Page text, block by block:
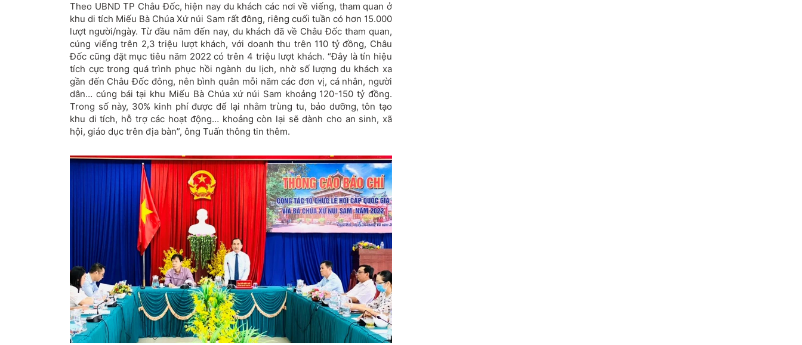
Theo UBND TP Châu Đốc, hiện nay du khách các nơi về viếng, tham quan ở
khu di tích Miếu Bà Chúa Xứ núi Sam rất đông, riêng cuối tuần có hơn 15.000
lượt người/ngày. Từ đầu năm đến nay, du khách đã về Châu Đốc tham quan,
cúng viếng trên 2,3 triệu lượt khách, với doanh thu trên 110 tỷ đồng, Châu
Đốc cũng đặt mục tiêu năm 2022 có trên 4 triệu lượt khách. “Đây là tín hiệu
tích cực trong quá trình phục hồi ngành du lịch, nhờ số lượng du khách xa
gần đến Châu Đốc đông, nên bình quân mỗi năm các đơn vị, cá nhân, người
dân… cúng bái tại khu Miếu Bà Chúa xứ núi Sam khoảng 120-150 tỷ đồng.
Trong số này, 30% kinh phí được để lại nhằm trùng tu, bảo dưỡng, tôn tạo
khu di tích, hỗ trợ các hoạt động… khoảng còn lại sẽ dành cho an sinh, xã
hội, giáo dục trên địa bàn”, ông Tuấn thông tin thêm.